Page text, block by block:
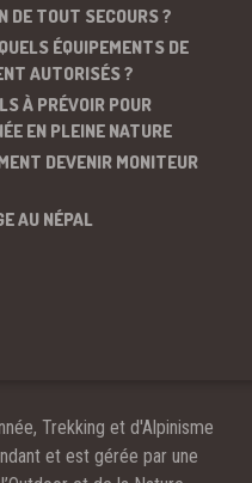
DE TOUT SECOURS ?
ÉQUIPEMENTS DE
AUTORISÉS ?
À PRÉVOIR POUR
EN PLEINE NATURE
DEVENIR MONITEUR
AU NÉPAL
Trekking et d'Alpinisme
et est gérée par une